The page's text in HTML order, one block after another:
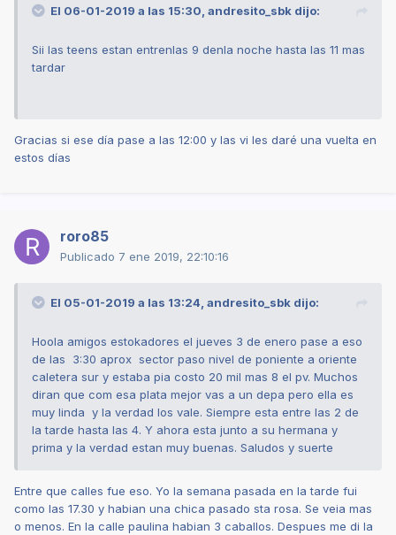
El 06-01-2019 a las 15:30, andresito_sbk dijo:
Sii las teens estan entrenlas 9 denla noche hasta las 11 mas
tardar
Gracias si ese día pase a las 12:00 y las vi les daré una vuelta en
estos días
roro85
Publicado 7 ene 2019, 22:10:16
El 05-01-2019 a las 13:24, andresito_sbk dijo:
Hoola amigos estokadores el jueves 3 de enero pase a eso
de las 3:30 aprox sector paso nivel de poniente a oriente
caletera sur y estaba pia costo 20 mil mas 8 el pv. Muchos
diran que com esa plata mejor vas a un depa pero ella es
muy linda y la verdad los vale. Siempre esta entre las 2 de
la tarde hasta las 4. Y ahora esta junto a su hermana y
prima y la verdad estan muy buenas. Saludos y suerte
Entre que calles fue eso. Yo la semana pasada en la tarde fui
como las 17.30 y habian una chica pasado sta rosa. Se veia mas
o menos. En la calle paulina habian 3 caballos. Despues me di la